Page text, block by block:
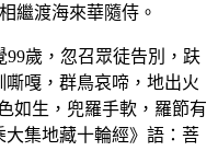
繼渡海來華隨侍。
99歲，忽召眾徒告別，趺
嘎，群鳥哀啼，地出火
如生，兜羅手軟，羅節有
集地藏十輪經》語：菩